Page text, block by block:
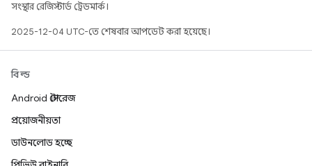
সংস্থার রেজিস্টার্ড ট্রেডমার্ক।
2025-12-04 UTC-তে শেষবার আপডেট করা হয়েছে।
বিল্ড
Android স্টোরেজ
প্রয়োজনীয়তা
ডাউনলোড হচ্ছে